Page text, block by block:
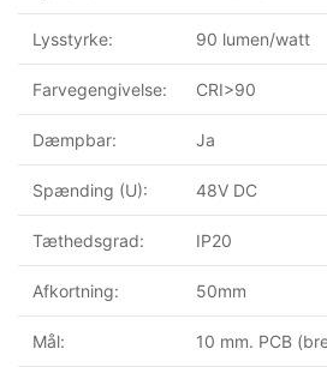
Lysstyrke: 90 lumen/watt
Farvegengivelse: CRI>90
Dæmpbar: Ja
Spænding (U): 48V DC
Tæthedsgrad: IP20
Afkortning: 50mm
Mål: 10 mm. PCB